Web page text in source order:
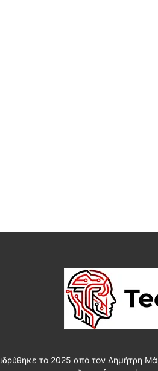
ιδρύθηκε το 2025 από τον Δημήτρη